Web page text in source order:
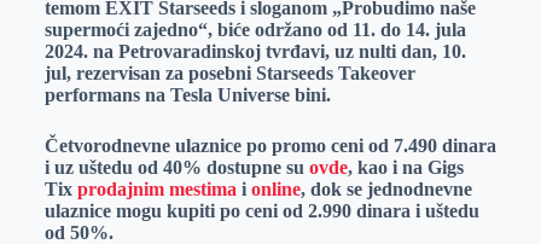
temom EXIT Starseeds i sloganom „Probudimo naše
supermoći zajedno“, biće održano od 11. do 14. jula
2024. na Petrovaradinskoj tvrđavi, uz nulti dan, 10.
jul, rezervisan za posebni Starseeds Takeover
performans na Tesla Universe bini.
Četvorodnevne ulaznice po promo ceni od 7.490 dinara
i uz uštedu od 40% dostupne su ovde, kao i na Gigs
Tix prodajnim mestima i online, dok se jednodnevne
ulaznice mogu kupiti po ceni od 2.990 dinara i uštedu
od 50%.